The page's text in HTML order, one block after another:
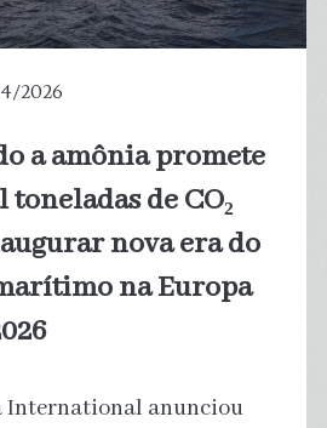
2026
a amônia promete
de CO₂
nova era do
na Europa
International anunciou